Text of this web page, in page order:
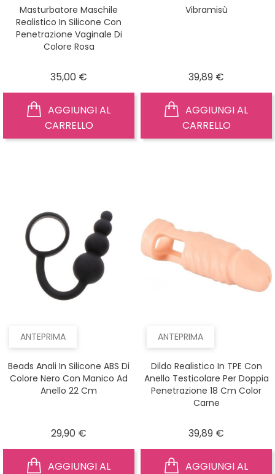
Masturbatore Maschile
Realistico In Silicone Con
Penetrazione Vaginale Di
Colore Rosa
35,00 €
CARRELLO
Vibramisù
39,89 €
CARRELLO
ANTEPRIMA
Beads Anali In Silicone ABS Di
Colore Nero Con Manico Ad
Anello 22 Cm
29,90 €
ANTEPRIMA
Dildo Realistico In TPE Con
Anello Testicolare Per Doppia
Penetrazione 18 Cm Color
Carne
39,89 €